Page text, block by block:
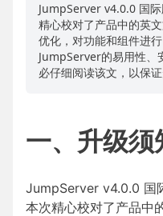
JumpServer v4.0.0 国
精心校对了产品中的英
优化，对功能和组件进
JumpServer的易用性、
必仔细阅读该文，以保证
一、升级须
JumpServer v4.0.0 国
本次精心校对了产品中